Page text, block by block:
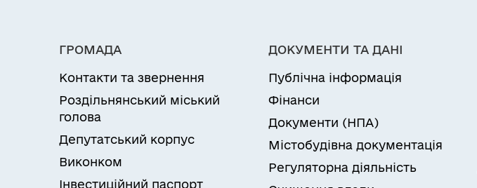
ГРОМАДА
Контакти та звернення
Роздільнянський міський
голова
Депутатський корпус
Виконком
Інвестиційний паспорт
ДОКУМЕНТИ ТА ДАНІ
Публічна інформація
Фінанси
Документи (НПА)
Містобудівна документація
Регуляторна діяльність